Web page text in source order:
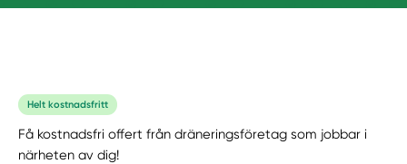
Helt kostnadsfritt
Få kostnadsfri offert från dräneringsföretag som jobbar i
närheten av dig!